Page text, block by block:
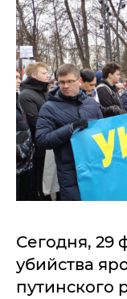
Сегодня, 29
убийства
путинского